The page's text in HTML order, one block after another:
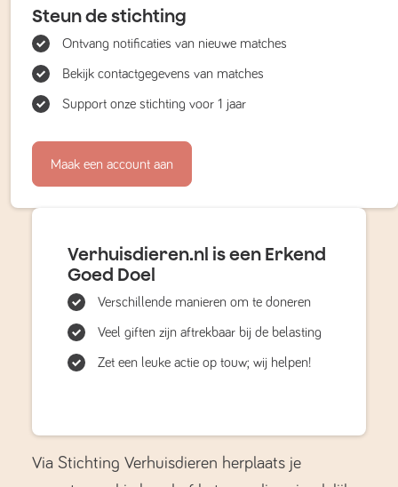
Steun de stichting
Ontvang notificaties van nieuwe matches
Bekijk contactgegevens van matches
Support onze stichting voor 1 jaar
Maak een account aan
Verhuisdieren.nl is een Erkend
Goed Doel
Verschillende manieren om te doneren
Veel giften zijn aftrekbaar bij de belasting
Zet een leuke actie op touw; wij helpen!
Via Stichting Verhuisdieren herplaats je